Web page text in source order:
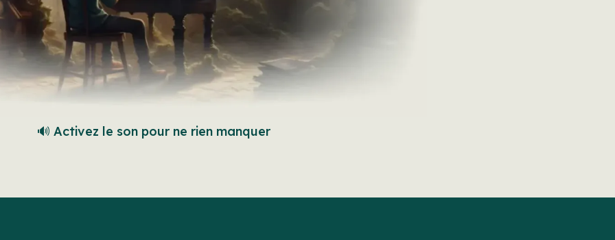
🔊 Activez le son pour ne rien manquer